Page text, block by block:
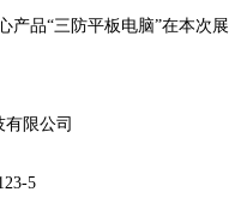
产品“三防平板电脑”在本次展
限公司
5